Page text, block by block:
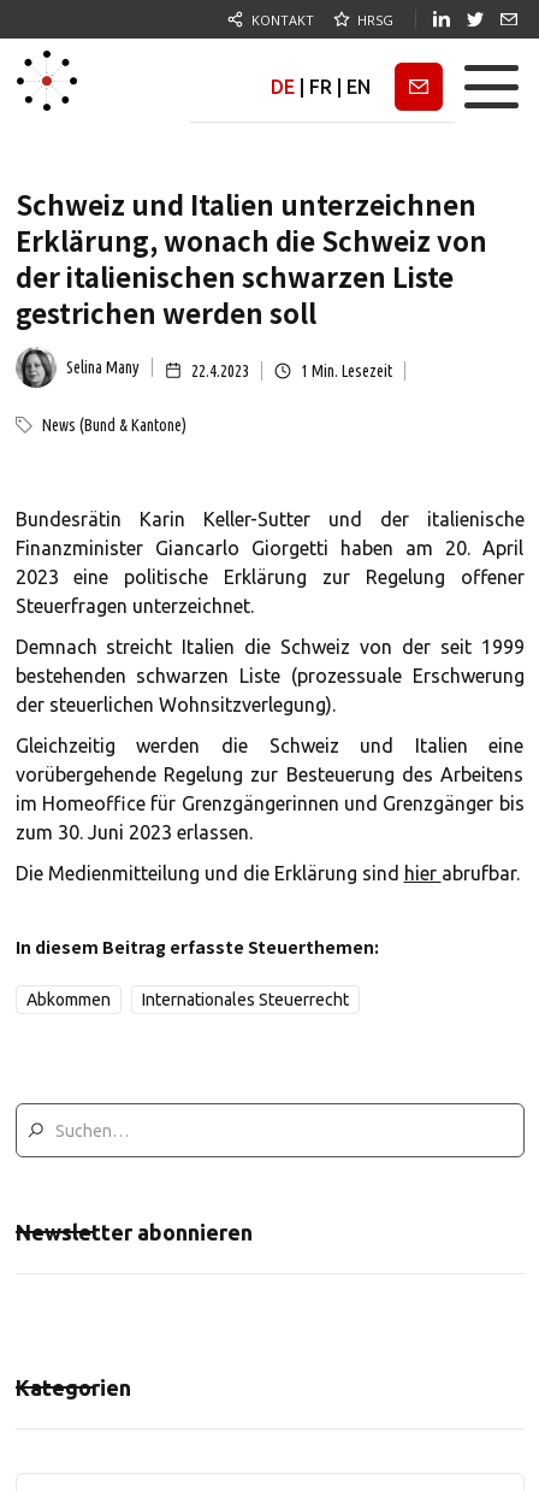
KONTAKT HRSG
DE FR EN Newsletter
Schweiz und Italien unterzeichnen
Erklärung, wonach die Schweiz von
der italienischen schwarzen Liste
gestrichen werden soll
Selina Many 22.4.2023 1 Min. Lesezeit
News (Bund & Kantone)
Bundesrätin Karin Keller-Sutter und der italienische
Finanzminister Giancarlo Giorgetti haben am 20. April
2023 eine politische Erklärung zur Regelung offener
Steuerfragen unterzeichnet.
Demnach streicht Italien die Schweiz von der seit 1999
bestehenden schwarzen Liste (prozessuale Erschwerung
der steuerlichen Wohnsitzverlegung).
Gleichzeitig werden die Schweiz und Italien eine
vorübergehende Regelung zur Besteuerung des Arbeitens
im Homeoffice für Grenzgängerinnen und Grenzgänger bis
zum 30. Juni 2023 erlassen.
Die Medienmitteilung und die Erklärung sind hier abrufbar.
In diesem Beitrag erfasste Steuerthemen:
Abkommen Internationales Steuerrecht
Newsletter abonnieren
Kategorien